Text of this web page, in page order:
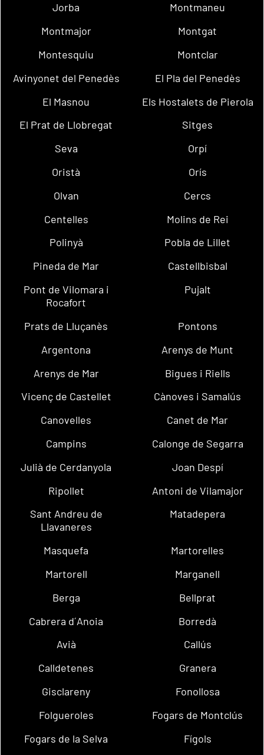
Jorba
Montmaneu
Montmajor
Montgat
Montesquiu
Montclar
Avinyonet del Penedès
El Pla del Penedès
El Masnou
Els Hostalets de Pierola
El Prat de Llobregat
Sitges
Seva
Orpí
Oristà
Orís
Olvan
Cercs
Centelles
Molins de Rei
Polinyà
Pobla de Lillet
Pineda de Mar
Castellbisbal
Pont de Vilomara i
Rocafort
Pujalt
Prats de Lluçanès
Pontons
Argentona
Arenys de Munt
Arenys de Mar
Bigues i Riells
Vicenç de Castellet
Cànoves i Samalús
Canovelles
Canet de Mar
Campins
Calonge de Segarra
Julià de Cerdanyola
Joan Despí
Ripollet
Antoni de Vilamajor
Sant Andreu de
Llavaneres
Matadepera
Masquefa
Martorelles
Martorell
Marganell
Berga
Bellprat
Cabrera d´Anoia
Borredà
Avià
Callús
Calldetenes
Granera
Gisclareny
Fonollosa
Folgueroles
Fogars de Montclús
Fogars de la Selva
Fígols